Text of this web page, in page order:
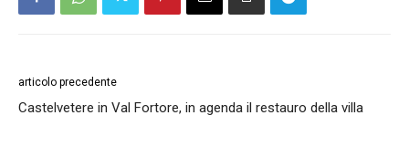
articolo precedente
Castelvetere in Val Fortore, in agenda il restauro della villa